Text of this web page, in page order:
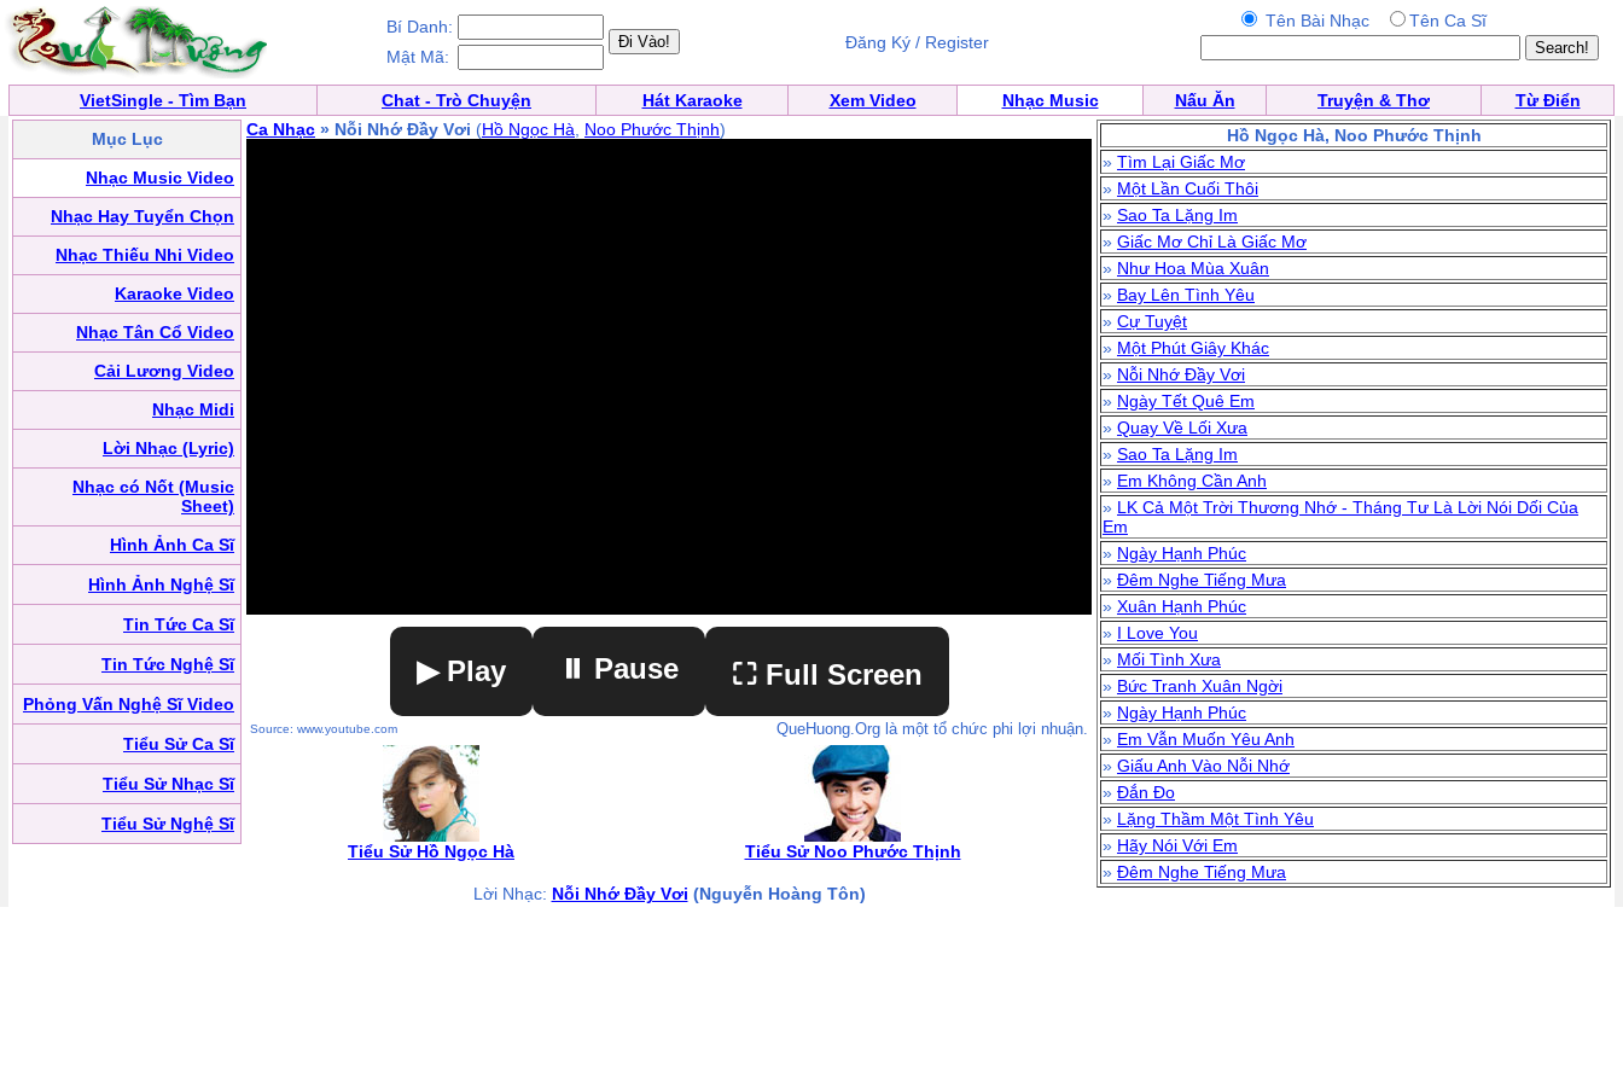
Bí Danh:
Mật Mã:
Đăng Ký / Register
Tên Bài Nhạc Tên Ca Sĩ
VietSingle - Tìm Bạn Chat - Trò Chuyện Hát Karaoke Xem Video Nhạc Music Nấu Ăn Truyện & Thơ
Từ Điển
Mục Lục
Nhạc Music Video
Nhạc Hay Tuyển Chọn
Nhạc Thiếu Nhi Video
Karaoke Video
Nhạc Tân Cổ Video
Cải Lương Video
Nhạc Midi
Lời Nhạc (Lyric)
Nhạc có Nốt (Music
Sheet)
Hình Ảnh Ca Sĩ
Hình Ảnh Nghệ Sĩ
Tin Tức Ca Sĩ
Tin Tức Nghệ Sĩ
Phỏng Vấn Nghệ Sĩ Video
Tiểu Sử Ca Sĩ
Tiểu Sử Nhạc Sĩ
Tiểu Sử Nghệ Sĩ
Ca Nhạc » Nỗi Nhớ Đầy Vơi (Hồ Ngọc Hà Noo Phước Thịnh)
▶ Play ⏸ Pause ⛶ Full Screen
Source: www.youtube.com QueHuong.Org là một tổ chức phi lợi nhuận.
Tiểu Sử Hồ Ngọc Hà Tiểu Sử Noo Phước Thịnh
Lời Nhạc: Nỗi Nhớ Đầy Vơi (Nguyễn Hoàng Tôn)
Hồ Ngọc Hà, Noo Phước Thịnh
» Tìm Lại Giấc Mơ
» Một Lần Cuối Thôi
» Sao Ta Lặng Im
» Giấc Mơ Chỉ Là Giấc Mơ
» Như Hoa Mùa Xuân
» Bay Lên Tình Yêu
» Cự Tuyệt
» Một Phút Giây Khác
» Nỗi Nhớ Đầy Vơi
» Ngày Tết Quê Em
» Quay Về Lối Xưa
» Sao Ta Lặng Im
» Em Không Cần Anh
» LK Cả Một Trời Thương Nhớ - Tháng Tư Là Lời Nói Dối Của
Em
» Ngày Hạnh Phúc
» Đêm Nghe Tiếng Mưa
» Xuân Hạnh Phúc
» I Love You
» Mối Tình Xưa
» Bức Tranh Xuân Ngời
» Ngày Hạnh Phúc
» Em Vẫn Muốn Yêu Anh
» Giấu Anh Vào Nỗi Nhớ
» Đắn Đo
» Lặng Thầm Một Tình Yêu
» Hãy Nói Với Em
» Đêm Nghe Tiếng Mưa